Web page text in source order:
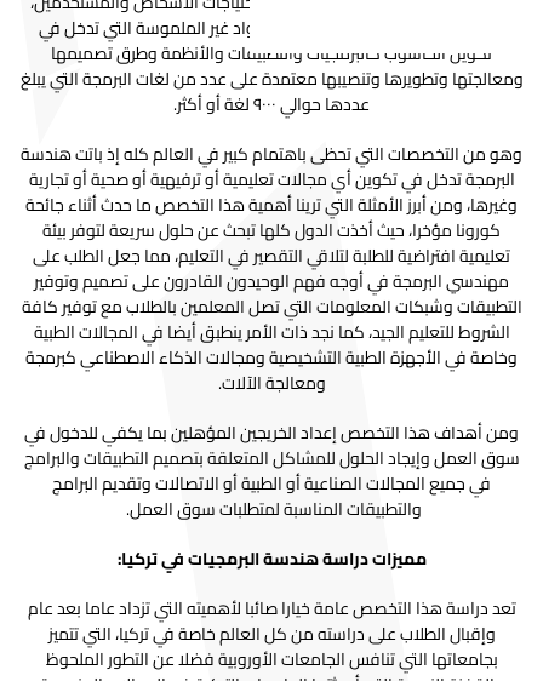
ويهتم هذا التخصص بدراسة جميع المواد غير الملموسة التي تدخل في
تكوين الحاسوب كالبرمجيات والتطبيقات والأنظمة وطرق تصميمها
ومعالجتها وتطويرها وتنصيبها معتمدة على عدد من لغات البرمجة التي يبلغ
عددها حوالي ٩٠٠٠ لغة أو أكثر.
وهو من التخصصات التي تحظى باهتمام كبير في العالم كله إذ باتت هندسة
البرمجة تدخل في تكوين أي مجالات تعليمية أو ترفيهية أو صحية أو تجارية
وغيرها، ومن أبرز الأمثلة التي ترينا أهمية هذا التخصص ما حدث أثناء جائحة
كورونا مؤخرا، حيث أخذت الدول كلها تبحث عن حلول سريعة لتوفر بيئة
تعليمية افتراضية للطلبة لتلاقي التقصير في التعليم، مما جعل الطلب على
مهندسي البرمجة في أوجه فهم الوحيدون القادرون على تصميم وتوفير
التطبيقات وشبكات المعلومات التي تصل المعلمين بالطلاب مع توفير كافة
الشروط للتعليم الجيد، كما نجد ذات الأمر ينطبق أيضا في المجالات الطبية
وخاصة في الأجهزة الطبية التشخيصية ومجالات الذكاء الاصطناعي كبرمجة
ومعالجة الآلات.
ومن أهداف هذا التخصص إعداد الخريجين المؤهلين بما يكفي للدخول في
سوق العمل وإيجاد الحلول للمشاكل المتعلقة بتصميم التطبيقات والبرامج
في جميع المجالات الصناعية أو الطبية أو الاتصالات وتقديم البرامج
والتطبيقات المناسبة لمتطلبات سوق العمل.
مميزات دراسة هندسة البرمجيات في تركيا:
تعد دراسة هذا التخصص عامة خيارا صائبا لأهميته التي تزداد عاما بعد عام
وإقبال الطلاب على دراسته من كل العالم خاصة في تركيا، التي تتميز
بجامعاتها التي تنافس الجامعات الأوروبية فضلا عن التطور الملحوظ